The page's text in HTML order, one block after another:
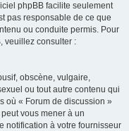
phpBB facilite seulement
pas responsable de ce que
ou conduite permis. Pour
veuillez consulter :
obscène, vulgaire,
ou tout autre contenu qui
où « Forum de discussion »
vous mener à un
notification à votre fournisseur